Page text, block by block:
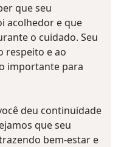
que seu
acolhedor e que
o cuidado. Seu
respeito e ao
importante para
deu continuidade
que seu
bem-estar e